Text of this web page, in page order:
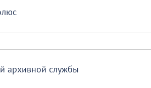
архивной службы